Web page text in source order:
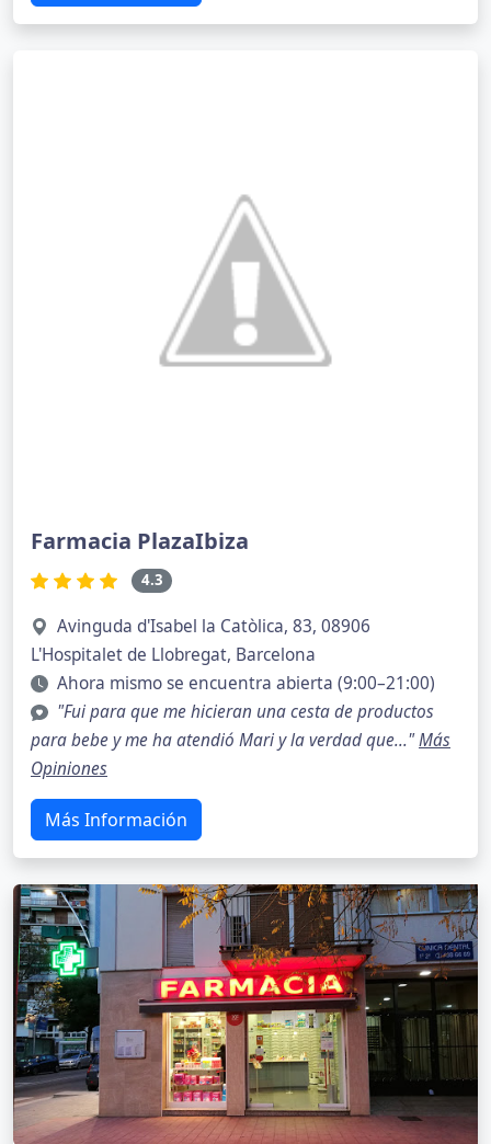
Farmacia PlazaIbiza
4.3
Avinguda d'Isabel la Catòlica, 83, 08906
L'Hospitalet de Llobregat, Barcelona
Ahora mismo se encuentra abierta (9:00–21:00)
"Fui para que me hicieran una cesta de productos
para bebe y me ha atendió Mari y la verdad que..."Más
Opiniones
Más Información